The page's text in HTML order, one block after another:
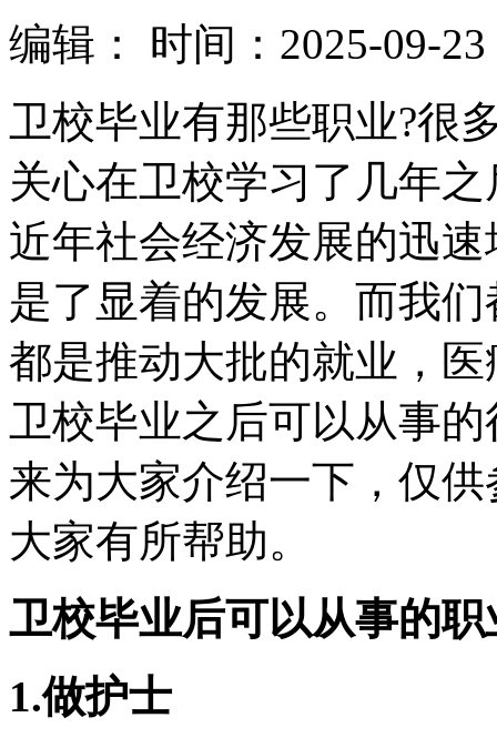
编辑：
时间：2025-09-23
卫校毕业有那些职业?很
关心在卫校学习了几年
近年社会经济发展的迅
是了显着的发展。而我
都是推动大批的就业，
卫校毕业之后可以从事
来为大家介绍一下，仅
大家有所帮助。
卫校毕业后可以从事的职
1.做护士